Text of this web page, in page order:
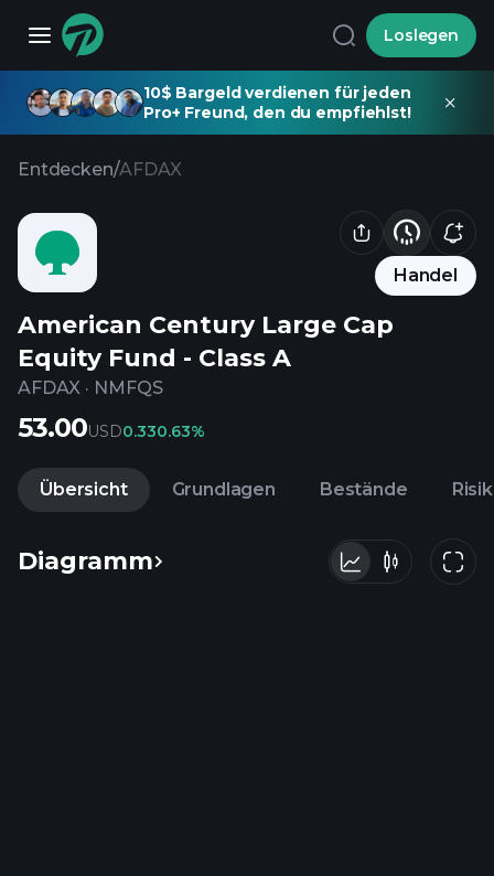
Loslegen
10$ Bargeld verdienen für jeden
Pro+ Freund, den du empfiehlst!
Entdecken/AFDAX
Handel
American Century Large Cap
Equity Fund - Class A
AFDAX · NMFQS
53.00USD0.330.63%
Übersicht Grundlagen Bestände
Diagramm